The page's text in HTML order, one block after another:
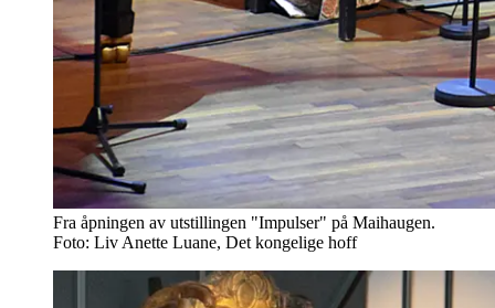
Fra åpningen av utstillingen "Impulser" på Maihaugen.
Foto: Liv Anette Luane, Det kongelige hoff